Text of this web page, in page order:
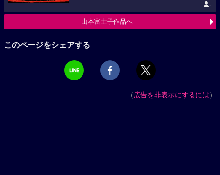
-
山本富士子作品へ
このページをシェアする
（広告を非表示にするには）